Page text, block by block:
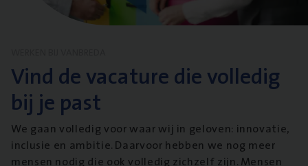
Vind de vacature die volledig
bij je past
We gaan volledig voor waar wij in geloven: innovatie,
inclusie en ambitie. Daarvoor hebben we nog meer
mensen nodig die ook volledig zichzelf zijn. Mensen